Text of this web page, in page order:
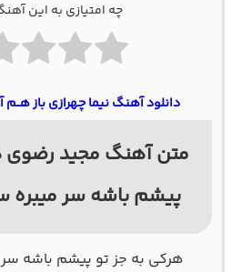
چه امتیازی به این
دانلود آهنگ نیما چهرازی باز هــم
متن آهنگ مجید رضوی
پیشم باشه سر میبره
ﻫﺮﻛﻰ ﺑﻪ ﺟﺰ ﺗﻮ ﭘﻴﺸﻢ ﺑﺎﺷﻪ